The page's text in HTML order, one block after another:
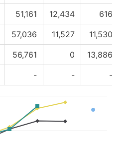
51,161 12,434 616
57,036 11,527 11,530
56,761 0 13,886
- - -